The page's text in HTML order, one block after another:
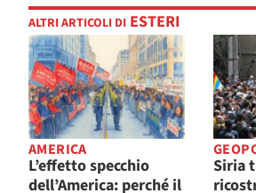
ALTRI ARTICOLI DI ESTERI
AMERICA
L’effetto specchio
dell’America: perché il
Siria